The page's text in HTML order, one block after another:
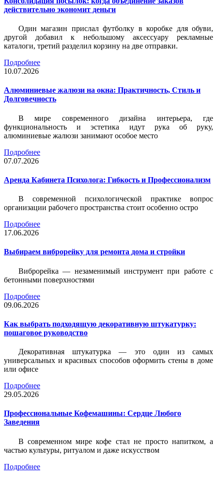
действительно экономит деньги
Один магазин прислал футболку в коробке для обуви,
другой добавил к небольшому аксессуару рекламные
каталоги, третий разделил корзину на две отправки.
Подробнее
10.07.2026
Алюминиевые жалюзи на окна: Практичность, Стиль и
Долговечность
В мире современного дизайна интерьера, где
функциональность и эстетика идут рука об руку,
алюминиевые жалюзи занимают особое место
Подробнее
07.07.2026
Аренда Кабинета Психолога: Гибкость и Профессионализм
В современной психологической практике вопрос
организации рабочего пространства стоит особенно остро
Подробнее
17.06.2026
Выбираем виброрейку для ремонта дома и стройки
Виброрейка — незаменимый инструмент при работе с
бетонными поверхностями
Подробнее
09.06.2026
Как выбрать подходящую декоративную штукатурку:
пошаговое руководство
Декоративная штукатурка — это один из самых
универсальных и красивых способов оформить стены в доме
или офисе
Подробнее
29.05.2026
Профессиональные Кофемашины: Сердце Любого
Заведения
В современном мире кофе стал не просто напитком, а
частью культуры, ритуалом и даже искусством
Подробнее